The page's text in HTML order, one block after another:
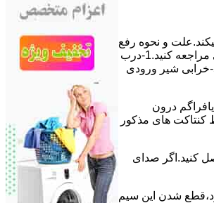
و نحوه رﻓﻊ
مشکل:آبگیری کند ماشین لباسشویی و یا آبگیر نکردن آن می تواند دلایل متفاوتی داشته باشد.برای مطالعه بیشتر می توانید به مشکلات مرتبط با آبگیری لباسشویی مراجعه کنید.1-درب
ﻣﺎﺷﯿﻦ ﺑﺎز اﺳﺖ.2-ﻣﯿﮑﺮوﺳﻮﺋﯿﭻ ﺧﺮاب اﺳﺖ.3-ﻫﯿﺪرواﺳﺘﺎت ﺧﺮاب اﺳﺖ.4-سیمهای راﺑﻂ ﺑﯿﻦ ﮐﻠﯿﺪ ﺗﺎﯾﻤﺮ لباسشویی،ﻣﯿﮑﺮوﺳﻮﺋﯿﭻ،ﻫﯿﺪرواﺳﺘﺎت و ﺷﯿﺮ ﻗﻄﻊ ﺷﺪه اند.5-خرابی شیر ورودی
ﺑﺎﻻ آﻣﺪن دﯾﺎﻓﺮاﮔﻢ درون
ﮐﻨﺘﺎﮐﺖ ﻫﺎی ﻣﺬﮐﻮر
ﻣﻮﺗﻮر ﺗﺎﯾﻤﺮ ماشین لباسشویی را از ﺳﺎﯾﺮ قسمتهای ﻣﺪار ﺟﺪا کرده و مستقیماً ﺑﻪ برق ۲۲۰ وﻟﺖ ﻣﺘﺼﻞ کنید.اﮔﺮ ﺻﺪای
ﺷﺪن اﯾﻦ ﺳﯿﻢ